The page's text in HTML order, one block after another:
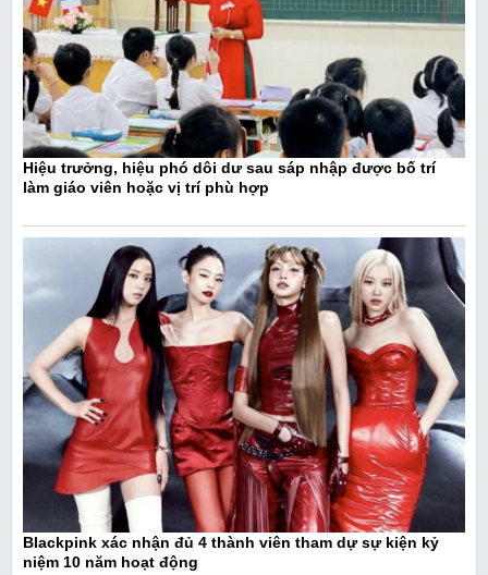
Hiệu trưởng, hiệu phó dôi dư sau sáp nhập được bố trí
làm giáo viên hoặc vị trí phù hợp
Blackpink xác nhận đủ 4 thành viên tham dự sự kiện kỷ
niệm 10 năm hoạt động